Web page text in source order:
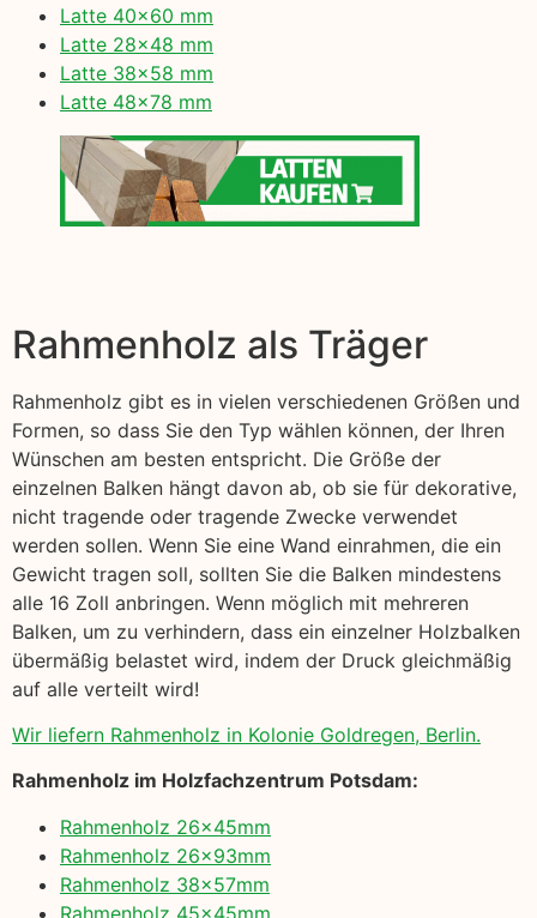
Latte 40×60 mm
Latte 28×48 mm
Latte 38×58 mm
Latte 48×78 mm
Rahmenholz als Träger
Rahmenholz gibt es in vielen verschiedenen Größen und
Formen, so dass Sie den Typ wählen können, der Ihren
Wünschen am besten entspricht. Die Größe der
einzelnen Balken hängt davon ab, ob sie für dekorative,
nicht tragende oder tragende Zwecke verwendet
werden sollen. Wenn Sie eine Wand einrahmen, die ein
Gewicht tragen soll, sollten Sie die Balken mindestens
alle 16 Zoll anbringen. Wenn möglich mit mehreren
Balken, um zu verhindern, dass ein einzelner Holzbalken
übermäßig belastet wird, indem der Druck gleichmäßig
auf alle verteilt wird!
Wir liefern Rahmenholz in Kolonie Goldregen, Berlin.
Rahmenholz im Holzfachzentrum Potsdam:
Rahmenholz 26x45mm
Rahmenholz 26x93mm
Rahmenholz 38x57mm
Rahmenholz 45x45mm